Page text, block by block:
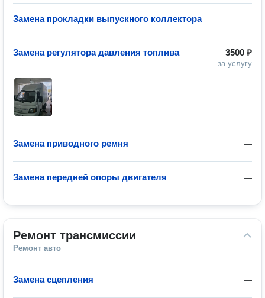
—
Замена прокладки выпускного коллектора
3500 ₽
за услугу
Замена регулятора давления топлива
—
Замена приводного ремня
—
Замена передней опоры двигателя
Ремонт трансмиссии
Ремонт авто
—
Замена сцепления